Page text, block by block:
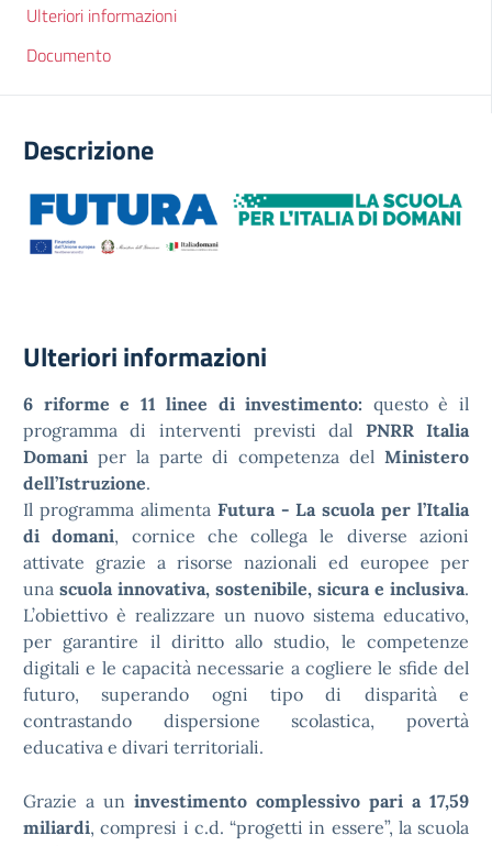
Ulteriori informazioni
Documento
Descrizione
Ulteriori informazioni
6 riforme e 11 linee di investimento: questo è il
programma di interventi previsti dal PNRR Italia
Domani per la parte di competenza del Ministero
dell’Istruzione.
Il programma alimenta Futura - La scuola per l’Italia
di domani, cornice che collega le diverse azioni
attivate grazie a risorse nazionali ed europee per
una scuola innovativa, sostenibile, sicura e inclusiva.
L’obiettivo è realizzare un nuovo sistema educativo,
per garantire il diritto allo studio, le competenze
digitali e le capacità necessarie a cogliere le sfide del
futuro, superando ogni tipo di disparità e
contrastando dispersione scolastica, povertà
educativa e divari territoriali.
Grazie a un investimento complessivo pari a 17,59
miliardi, compresi i c.d. “progetti in essere”, la scuola